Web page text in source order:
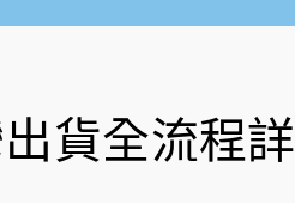
貨全流程詳